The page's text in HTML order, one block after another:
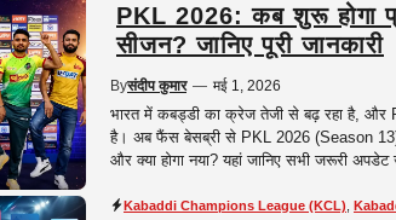
PKL 2026: कब शुरू होगा
सीजन? जानिए पूरी जानकारी
Byसंदीप कुमार — मई 1, 2026
भारत में कबड्डी का क्रेज तेजी से बढ़ रहा है,
है। अब फैंस बेसब्री से PKL 2026 (Season
और क्या होगा नया? यहां जानिए सभी जरूरी
Kabaddi Champions League (KCL)